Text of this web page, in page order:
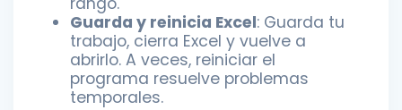
Guarda y reinicia Excel: Guarda tu
trabajo, cierra Excel y vuelve a
abrirlo. A veces, reiniciar el
programa resuelve problemas
temporales.